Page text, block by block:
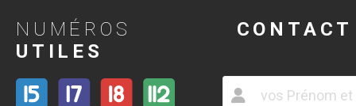
NUMÉROS
UTILES
CONTACT